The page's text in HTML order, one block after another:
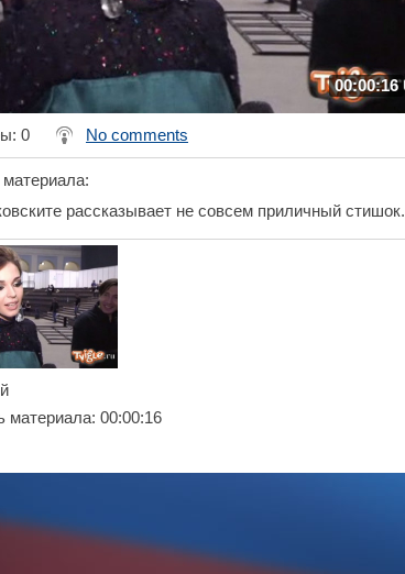
00:00:16
: 0 No comments
:
рассказывает не совсем приличный стишок.
материала: 00:00:16